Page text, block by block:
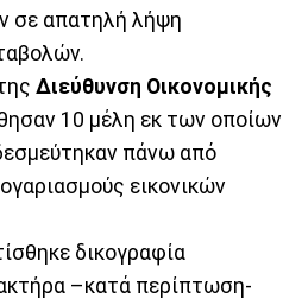
σε απατηλή λήψη
Διεύθυνση Οικονομικής
10 μέλη εκ των οποίων
πάνω από
εικονικών
δικογραφία
–κατά περίπτωση-